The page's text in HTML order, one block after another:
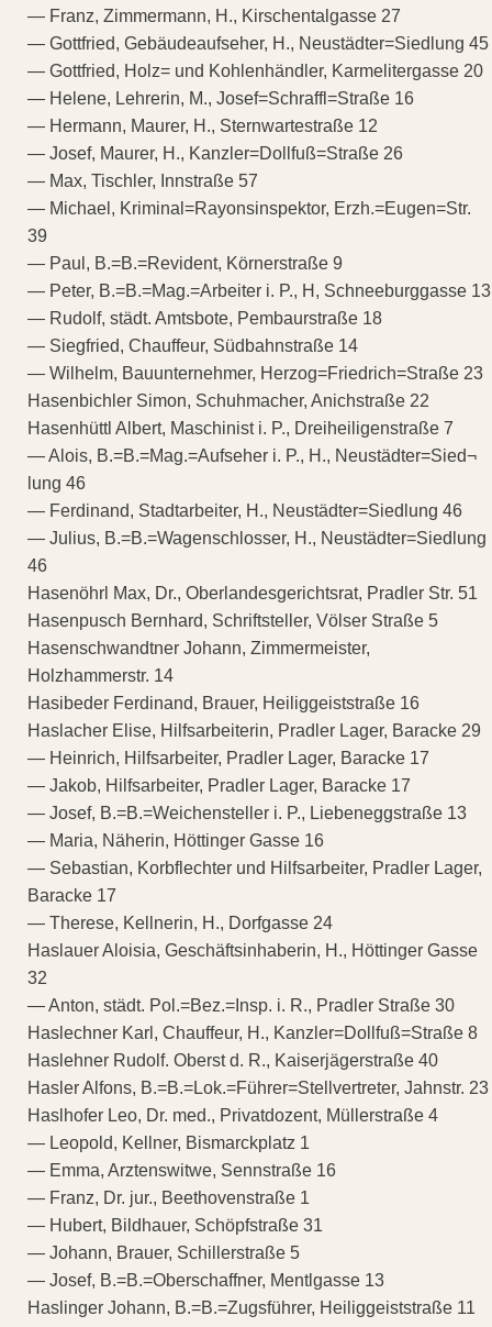
— Franz, Zimmermann, H., Kirschentalgasse 27
— Gottfried, Gebäudeaufseher, H., Neustädter=Siedlung 45
— Gottfried, Holz= und Kohlenhändler, Karmelitergasse 20
— Helene, Lehrerin, M., Josef=Schraffl=Straße 16
— Hermann, Maurer, H., Sternwartestraße 12
— Josef, Maurer, H., Kanzler=Dollfuß=Straße 26
— Max, Tischler, Innstraße 57
— Michael, Kriminal=Rayonsinspektor, Erzh.=Eugen=Str.
39
— Paul, B.=B.=Revident, Körnerstraße 9
— Peter, B.=B.=Mag.=Arbeiter i. P., H, Schneeburggasse 13
— Rudolf, städt. Amtsbote, Pembaurstraße 18
— Siegfried, Chauffeur, Südbahnstraße 14
— Wilhelm, Bauunternehmer, Herzog=Friedrich=Straße 23
Hasenbichler Simon, Schuhmacher, Anichstraße 22
Hasenhüttl Albert, Maschinist i. P., Dreiheiligenstraße 7
— Alois, B.=B.=Mag.=Aufseher i. P., H., Neustädter=Sied¬
lung 46
— Ferdinand, Stadtarbeiter, H., Neustädter=Siedlung 46
— Julius, B.=B.=Wagenschlosser, H., Neustädter=Siedlung
46
Hasenöhrl Max, Dr., Oberlandesgerichtsrat, Pradler Str. 51
Hasenpusch Bernhard, Schriftsteller, Völser Straße 5
Hasenschwandtner Johann, Zimmermeister,
Holzhammerstr. 14
Hasibeder Ferdinand, Brauer, Heiliggeiststraße 16
Haslacher Elise, Hilfsarbeiterin, Pradler Lager, Baracke 29
— Heinrich, Hilfsarbeiter, Pradler Lager, Baracke 17
— Jakob, Hilfsarbeiter, Pradler Lager, Baracke 17
— Josef, B.=B.=Weichensteller i. P., Liebeneggstraße 13
— Maria, Näherin, Höttinger Gasse 16
— Sebastian, Korbflechter und Hilfsarbeiter, Pradler Lager,
Baracke 17
— Therese, Kellnerin, H., Dorfgasse 24
Haslauer Aloisia, Geschäftsinhaberin, H., Höttinger Gasse
32
— Anton, städt. Pol.=Bez.=Insp. i. R., Pradler Straße 30
Haslechner Karl, Chauffeur, H., Kanzler=Dollfuß=Straße 8
Haslehner Rudolf. Oberst d. R., Kaiserjägerstraße 40
Hasler Alfons, B.=B.=Lok.=Führer=Stellvertreter, Jahnstr. 23
Haslhofer Leo, Dr. med., Privatdozent, Müllerstraße 4
— Leopold, Kellner, Bismarckplatz 1
— Emma, Arztenswitwe, Sennstraße 16
— Franz, Dr. jur., Beethovenstraße 1
— Hubert, Bildhauer, Schöpfstraße 31
— Johann, Brauer, Schillerstraße 5
— Josef, B.=B.=Oberschaffner, Mentlgasse 13
Haslinger Johann, B.=B.=Zugsführer, Heiliggeiststraße 11